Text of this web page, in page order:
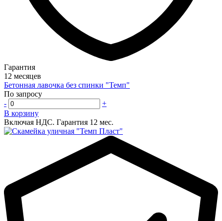
Гарантия
12 месяцев
Бетонная лавочка без спинки "Темп"
По запросу
-
+
В корзину
Включая НДС. Гарантия 12 мес.